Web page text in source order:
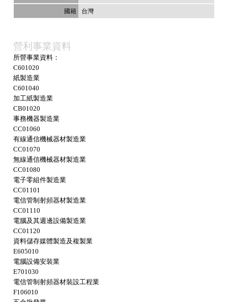
台灣
營利事業資料
所營事業資料：
C601020
紙製造業
C601040
加工紙製造業
CB01020
事務機器製造業
CC01060
有線通信機械器材製造業
CC01070
無線通信機械器材製造業
CC01080
電子零組件製造業
CC01101
電信管制射頻器材製造業
CC01110
電腦及其週邊設備製造業
CC01120
資料儲存媒體製造及複製業
E605010
電腦設備安裝業
E701030
電信管制射頻器材裝設工程業
F106010